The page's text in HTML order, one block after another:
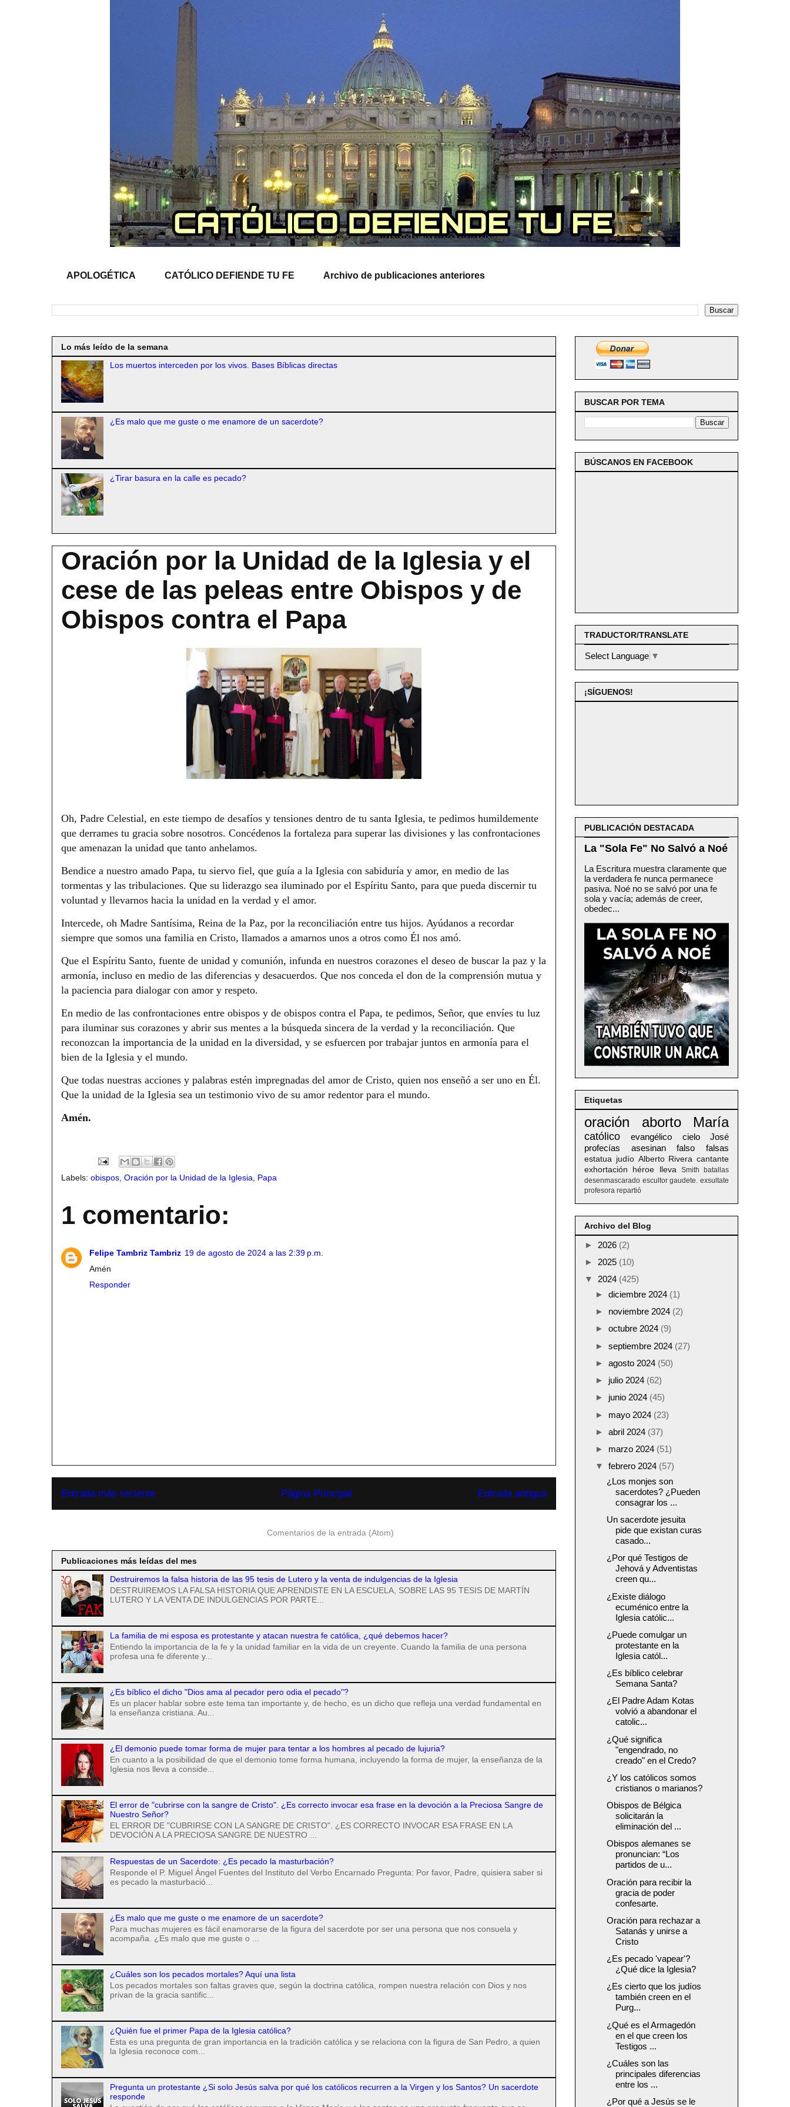
APOLOGÉTICA CATÓLICO DEFIENDE TU FE Archivo de publicaciones anteriores
Lo más leído de la semana
Los muertos interceden por los vivos. Bases Bíblicas directas
¿Es malo que me guste o me enamore de un sacerdote?
¿Tirar basura en la calle es pecado?
Oración por la Unidad de la Iglesia y el
cese de las peleas entre Obispos y de
Obispos contra el Papa
Oh, Padre Celestial, en este tiempo de desafíos y tensiones dentro de tu santa Iglesia, te pedimos humildemente
que derrames tu gracia sobre nosotros. Concédenos la fortaleza para superar las divisiones y las confrontaciones
que amenazan la unidad que tanto anhelamos.
Bendice a nuestro amado Papa, tu siervo fiel, que guía a la Iglesia con sabiduría y amor, en medio de las
tormentas y las tribulaciones. Que su liderazgo sea iluminado por el Espíritu Santo, para que pueda discernir tu
voluntad y llevarnos hacia la unidad en la verdad y el amor.
Intercede, oh Madre Santísima, Reina de la Paz, por la reconciliación entre tus hijos. Ayúdanos a recordar
siempre que somos una familia en Cristo, llamados a amarnos unos a otros como Él nos amó.
Que el Espíritu Santo, fuente de unidad y comunión, infunda en nuestros corazones el deseo de buscar la paz y la
armonía, incluso en medio de las diferencias y desacuerdos. Que nos conceda el don de la comprensión mutua y
la paciencia para dialogar con amor y respeto.
En medio de las confrontaciones entre obispos y de obispos contra el Papa, te pedimos, Señor, que envíes tu luz
para iluminar sus corazones y abrir sus mentes a la búsqueda sincera de la verdad y la reconciliación. Que
reconozcan la importancia de la unidad en la diversidad, y se esfuercen por trabajar juntos en armonía para el
bien de la Iglesia y el mundo.
Que todas nuestras acciones y palabras estén impregnadas del amor de Cristo, quien nos enseñó a ser uno en Él.
Que la unidad de la Iglesia sea un testimonio vivo de su amor redentor para el mundo.
Amén.
Labels: obispos Oración por la Unidad de la Iglesia Papa
1 comentario:
Felipe Tambriz Tambriz 19 de agosto de 2024 a las 2:39 p.m.
Amén
Responder
Entrada más reciente Entrada antigua
Página Principal
Comentarios de la entrada (Atom)
Publicaciones más leídas del mes
Destruiremos la falsa historia de las 95 tesis de Lutero y la venta de indulgencias de la Iglesia
DESTRUIREMOS LA FALSA HISTORIA QUE APRENDISTE EN LA ESCUELA, SOBRE LAS 95 TESIS DE MARTÍN
LUTERO Y LA VENTA DE INDULGENCIAS POR PARTE...
La familia de mi esposa es protestante y atacan nuestra fe católica, ¿qué debemos hacer?
Entiendo la importancia de la fe y la unidad familiar en la vida de un creyente. Cuando la familia de una persona
profesa una fe diferente y...
¿Es bíblico el dicho "Dios ama al pecador pero odia el pecado"?
Es un placer hablar sobre este tema tan importante y, de hecho, es un dicho que refleja una verdad fundamental en
la enseñanza cristiana. Au...
¿El demonio puede tomar forma de mujer para tentar a los hombres al pecado de lujuria?
En cuanto a la posibilidad de que el demonio tome forma humana, incluyendo la forma de mujer, la enseñanza de la
Iglesia nos lleva a conside...
El error de "cubrirse con la sangre de Cristo". ¿Es correcto invocar esa frase en la devoción a la Preciosa Sangre de
Nuestro Señor?
EL ERROR DE "CUBRIRSE CON LA SANGRE DE CRISTO". ¿ES CORRECTO INVOCAR ESA FRASE EN LA
DEVOCIÓN A LA PRECIOSA SANGRE DE NUESTRO ...
Respuestas de un Sacerdote: ¿Es pecado la masturbación?
Responde el P. Miguel Ángel Fuentes del Instituto del Verbo Encarnado Pregunta: Por favor, Padre, quisiera saber si
es pecado la masturbació...
¿Es malo que me guste o me enamore de un sacerdote?
Para muchas mujeres es fácil enamorarse de la figura del sacerdote por ser una persona que nos consuela y
acompaña. ¿Es malo que me guste o ...
¿Cuáles son los pecados mortales? Aquí una lista
Los pecados mortales son faltas graves que, según la doctrina católica, rompen nuestra relación con Dios y nos
privan de la gracia santific...
¿Quién fue el primer Papa de la Iglesia católica?
Esta es una pregunta de gran importancia en la tradición católica y se relaciona con la figura de San Pedro, a quien
la Iglesia reconoce com...
Pregunta un protestante ¿Si solo Jesús salva por qué los católicos recurren a la Virgen y los Santos? Un sacerdote
responde
BUSCAR POR TEMA
BÚSCANOS EN FACEBOOK
TRADUCTOR/TRANSLATE
Select Language ▼
¡SÍGUENOS!
PUBLICACIÓN DESTACADA
La "Sola Fe" No Salvó a Noé
La Escritura muestra claramente que
la verdadera fe nunca permanece
pasiva. Noé no se salvó por una fe
sola y vacía; además de creer,
obedec...
Etiquetas
oración aborto María
católico evangélico cielo
José
profecías
asesinan falso falsas
estatua judío Alberto Rivera cantante
exhortación
héroe lleva Smith
batallas
desenmascarado escultor gaudete. exsultate
profesora repartió
Archivo del Blog
► 2026 (2)
► 2025 (10)
▼ 2024 (425)
► diciembre 2024 (1)
► noviembre 2024 (2)
► octubre 2024 (9)
► septiembre 2024 (27)
► agosto 2024 (50)
► julio 2024 (62)
► junio 2024 (45)
► mayo 2024 (23)
► abril 2024 (37)
► marzo 2024 (51)
▼ febrero 2024 (57)
¿Los monjes son
sacerdotes? ¿Pueden
consagrar los ...
Un sacerdote jesuita
pide que existan curas
casado...
¿Por qué Testigos de
Jehová y Adventistas
creen qu...
¿Existe diálogo
ecuménico entre la
Iglesia católic...
¿Puede comulgar un
protestante en la
Iglesia catól...
¿Es bíblico celebrar
Semana Santa?
¿El Padre Adam Kotas
volvió a abandonar el
catolic...
¿Qué significa
"engendrado, no
creado" en el Credo?
¿Y los católicos somos
cristianos o marianos?
Obispos de Bélgica
solicitarán la
eliminación del ...
Obispos alemanes se
pronuncian: “Los
partidos de u...
Oración para recibir la
gracia de poder
confesarte.
Oración para rechazar a
Satanás y unirse a
Cristo
¿Es pecado 'vapear'?
¿Qué dice la Iglesia?
¿Es cierto que los judíos
también creen en el
Purg...
¿Qué es el Armagedón
en el que creen los
Testigos ...
¿Cuáles son las
principales diferencias
entre los ...
¿Por qué a Jesús se le